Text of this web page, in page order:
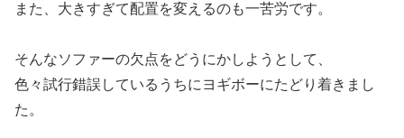
また、大きすぎて配置を変えるのも一苦労です。
そんなソファーの欠点をどうにかしようとして、
色々試行錯誤しているうちにヨギボーにたどり着きまし
た。